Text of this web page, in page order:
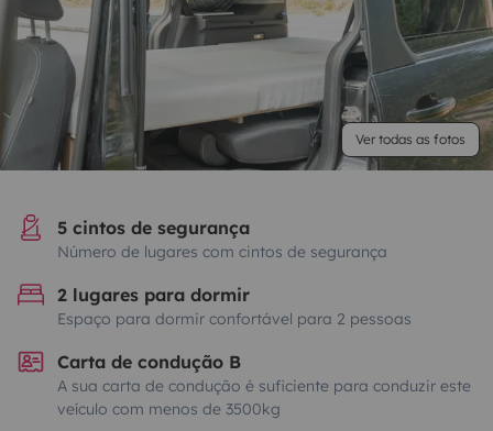
Ver todas as fotos
5 cintos de segurança
Número de lugares com cintos de segurança
2 lugares para dormir
Espaço para dormir confortável para 2 pessoas
Carta de condução B
A sua carta de condução é suficiente para conduzir este
veículo com menos de 3500kg